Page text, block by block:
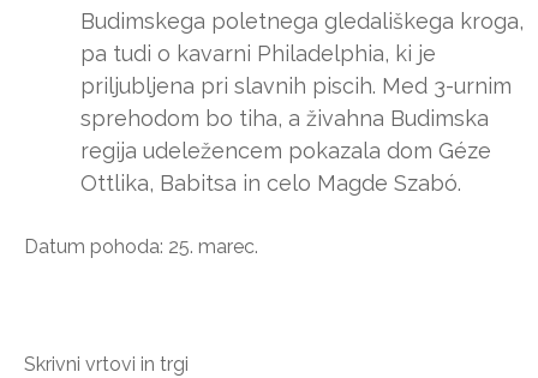
Budimskega poletnega gledališkega kroga,
pa tudi o kavarni Philadelphia, ki je
priljubljena pri slavnih piscih. Med 3-urnim
sprehodom bo tiha, a živahna Budimska
regija udeležencem pokazala dom Géze
Ottlika, Babitsa in celo Magde Szabó.
Datum pohoda: 25. marec.
Skrivni vrtovi in trgi